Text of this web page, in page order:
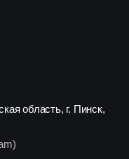
область, г. Пинск,